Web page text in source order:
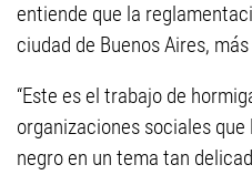
entiende que la
ciudad de Buenos Aires,
“Este es el trabajo de
organizaciones sociales
negro en un tema tan